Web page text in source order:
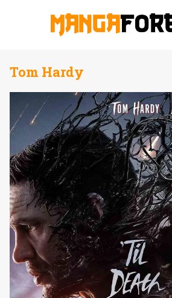
Tom Hardy